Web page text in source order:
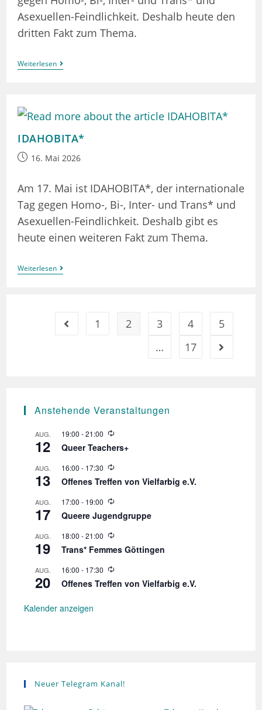
Asexuellen-Feindlichkeit. Deshalb heute den
dritten Fakt zum Thema.
WeiterlesenIDAHOBITA*
IDAHOBITA*
Beitrag16. Mai 2026
Am 17. Mai ist IDAHOBITA*, der internationale
Tag gegen Homo-, Bi-, Inter- und Trans* und
Asexuellen-Feindlichkeit. Deshalb gibt es
heute einen weiteren Fakt zum Thema.
WeiterlesenIDAHOBITA*
Gehe zur vorherigen Seite
1 2 3 4
5
…
17 Gehe zur
Anstehende Veranstaltungen
AUG.
12
19:00 -21:00
W
e
e
r
o
u
g
Queer Teachers+
AUG.
13
16:00 - 17:30
W
e
e
r
o
u
g
Offenes Treffen von Vielfarbig e.V.
AUG.
17
17:00 - 19:00
W
e
e
r
o
u
Queere Jugendgruppe
AUG.
19
18:00 -21:00
W
e
e
r
Trans* Femmes Göttingen
AUG.
20
16:00 - 17:30
W
e
Offenes Treffen von Vielfarbig e.V.
Kalender anzeigen
Neuer Telegram Kanal!